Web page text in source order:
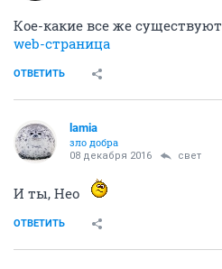
Кое-какие все же существуют
web-страница
ОТВЕТИТЬ
lamia
зло добра
08 декабря 2016 свет
И ты, Нео
ОТВЕТИТЬ